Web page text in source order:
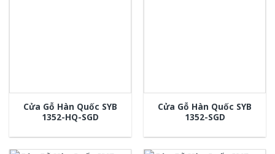
Cửa Gỗ Hàn Quốc SYB
1352-HQ-SGD
Cửa Gỗ Hàn Quốc SYB
1352-SGD